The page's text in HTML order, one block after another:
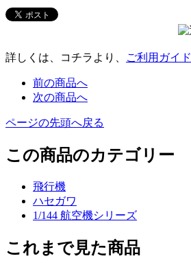
詳しくは、コチラより、 ご利用ガイド
前の商品へ
次の商品へ
ページの先頭へ戻る
この商品のカテゴリー
飛行機
ハセガワ
1/144 航空機シリーズ
これまで見た商品